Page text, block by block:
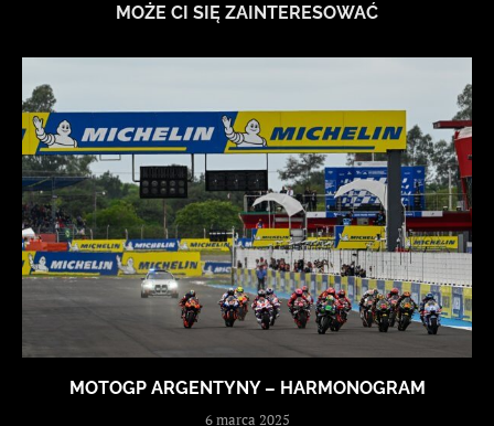
MOŻE CI SIĘ ZAINTERESOWAĆ
MOTOGP ARGENTYNY – HARMONOGRAM
6 marca 2025